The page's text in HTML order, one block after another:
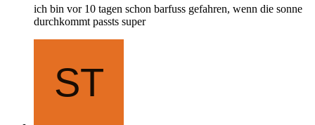
ich bin vor 10 tagen schon barfuss gefahren, wenn die sonne
durchkommt passts super